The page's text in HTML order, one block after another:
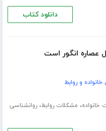
دانلود کتاب
عصاره انگور است
و روابط
خانواده، مشکلات روابط،روانشناسی